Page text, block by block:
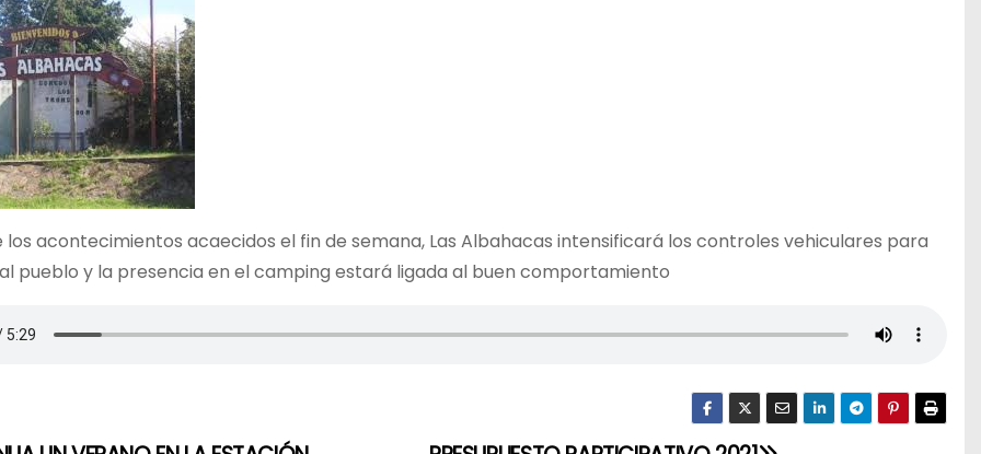
los acontecimientos acaecidos el fin de semana, Las Albahacas intensificará los controles vehiculares para
pueblo y la presencia en el camping estará ligada al buen comportamiento